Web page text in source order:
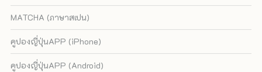
MATCHA (ภาษาสเปน)
คูปองญี่ปุ่นAPP (iPhone)
คูปองญี่ปุ่นAPP (Android)